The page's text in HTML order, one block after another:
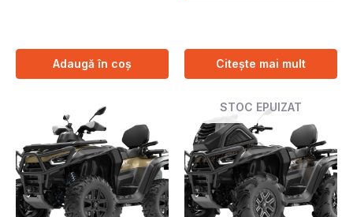
Adaugă în coș Citește mai mult
STOC EPUIZAT